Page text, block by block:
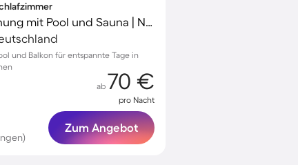
Voll ausgestattete Wohnung mit Pool und Sauna | Neben dem Strand
und Balkon für entspannte Tage in
ab 70 €
pro Nacht
Zum Angebot